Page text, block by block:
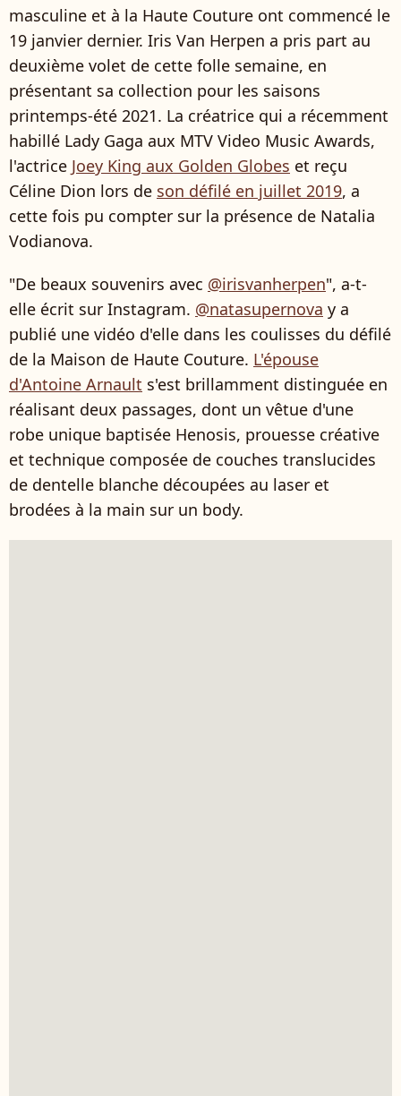
masculine et à la Haute Couture ont commencé le
19 janvier dernier. Iris Van Herpen a pris part au
deuxième volet de cette folle semaine, en
présentant sa collection pour les saisons
printemps-été 2021. La créatrice qui a récemment
habillé Lady Gaga aux MTV Video Music Awards,
l'actrice Joey King aux Golden Globes et reçu
Céline Dion lors de son défilé en juillet 2019, a
cette fois pu compter sur la présence de Natalia
Vodianova.
"De beaux souvenirs avec @irisvanherpen", a-t-
elle écrit sur Instagram. @natasupernova y a
publié une vidéo d'elle dans les coulisses du défilé
de la Maison de Haute Couture. L'épouse
d'Antoine Arnault s'est brillamment distinguée en
réalisant deux passages, dont un vêtue d'une
robe unique baptisée Henosis, prouesse créative
et technique composée de couches translucides
de dentelle blanche découpées au laser et
brodées à la main sur un body.